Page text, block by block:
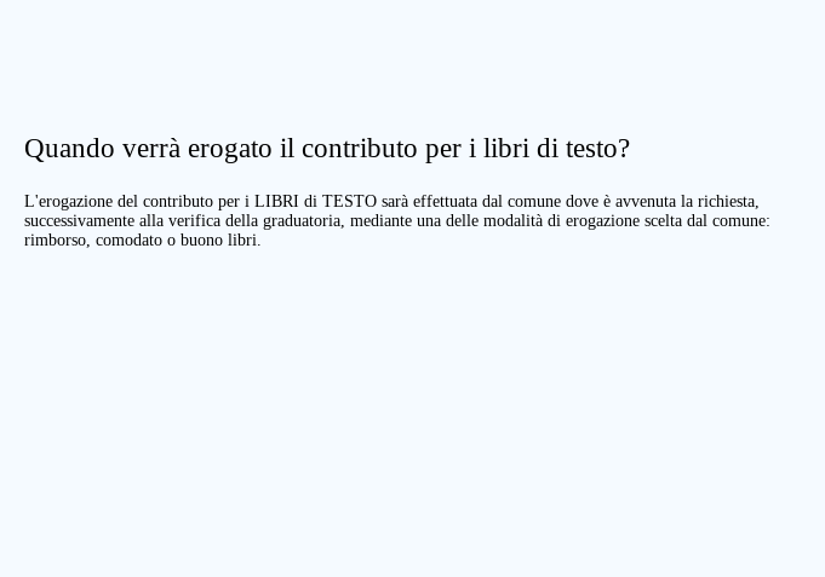
Quando verrà erogato il contributo per i libri di testo?
L'erogazione del contributo per i LIBRI di TESTO sarà effettuata dal comune dove è avvenuta la richiesta,
successivamente alla verifica della graduatoria, mediante una delle modalità di erogazione scelta dal comune:
rimborso, comodato o buono libri.